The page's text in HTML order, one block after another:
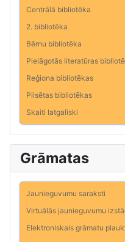
Centrālā bibliotēka
2. bibliotēka
Bērnu bibliotēka
Pielāgotās literatūras
Reģiona bibliotēkas
Pilsētas bibliotēkas
Skaiti latgaliski
Grāmatas
Jaunieguvumu saraksti
Virtuālās jaunieguvumu
Elektroniskais grāmatu